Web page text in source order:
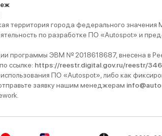
территория города федерального
по разработке ПО «Autospot» и
программы ЭВМ № 2018618687, внесена в
ссылке: https://reestr.digital.gov.ru/reestr/
ПО «Autospot», либо как
заявку нашим менеджерам